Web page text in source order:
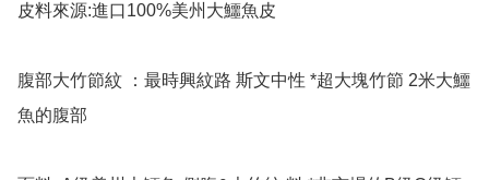
皮料來源:進口100%美州大鱷魚皮
腹部大竹節紋 ：最時興紋路 斯文中性 *超大塊竹節 2米大鱷
魚的腹部